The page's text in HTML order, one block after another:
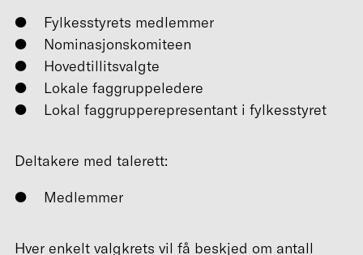
Fylkesstyrets medlemmer
Nominasjonskomiteen
Hovedtillitsvalgte
Lokale faggruppeledere
Lokal faggrupperepresentant i fylkesstyret
Deltakere med talerett:
Medlemmer
Hver enkelt valgkrets vil få beskjed om antall